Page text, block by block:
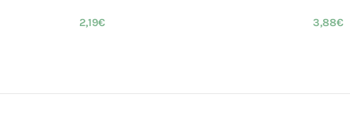
2,19€ 3,88€